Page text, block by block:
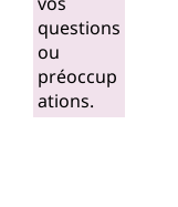
questions
ou
préoccup
ations.